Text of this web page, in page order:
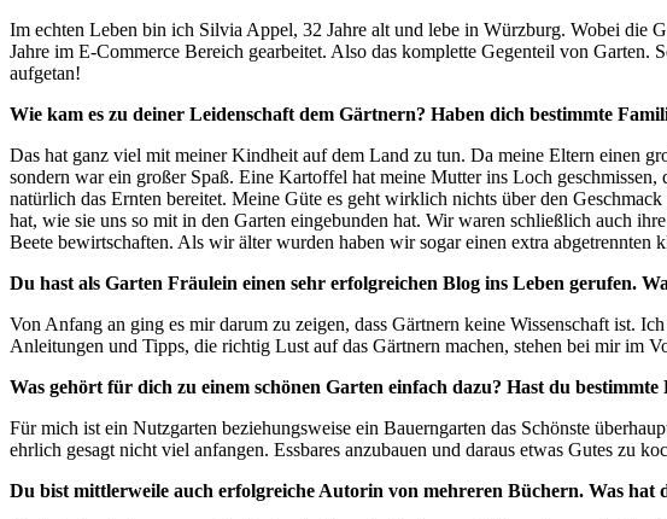
Im echten Leben bin ich Silvia Appel, 32 Jahre alt und lebe in Würzburg. Wobei die
Jahre im E-Commerce Bereich gearbeitet. Also das komplette Gegenteil von
aufgetan!
Wie kam es zu deiner Leidenschaft dem Gärtnern? Haben dich bestimmte
Das hat ganz viel mit meiner Kindheit auf dem Land zu tun. Da meine Eltern einen
sondern war ein großer Spaß. Eine Kartoffel hat meine Mutter ins Loch
natürlich das Ernten bereitet. Meine Güte es geht wirklich nichts über den
hat, wie sie uns so mit in den Garten eingebunden hat. Wir waren schließlich auch
Beete bewirtschaften. Als wir älter wurden haben wir sogar einen extra abgetrennten
Du hast als Garten Fräulein einen sehr erfolgreichen Blog ins Leben gerufen.
Von Anfang an ging es mir darum zu zeigen, dass Gärtnern keine Wissenschaft ist.
Anleitungen und Tipps, die richtig Lust auf das Gärtnern machen, stehen bei mir im
Was gehört für dich zu einem schönen Garten einfach dazu? Hast du bestimmte
Für mich ist ein Nutzgarten beziehungsweise ein Bauerngarten das Schönste
ehrlich gesagt nicht viel anfangen. Essbares anzubauen und daraus etwas Gutes zu
Du bist mittlerweile auch erfolgreiche Autorin von mehreren Büchern. Was